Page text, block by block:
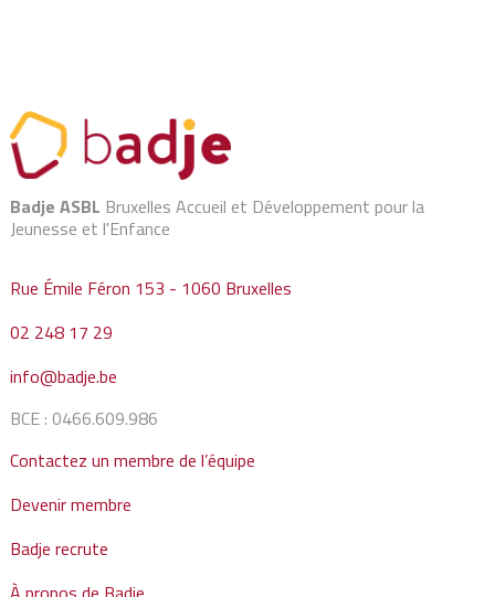
Badje ASBL Bruxelles Accueil et Développement pour la
Jeunesse et l'Enfance
Rue Émile Féron 153 - 1060 Bruxelles
02 248 17 29
info@badje.be
BCE : 0466.609.986
Contactez un membre de l’équipe
Devenir membre
Badje recrute